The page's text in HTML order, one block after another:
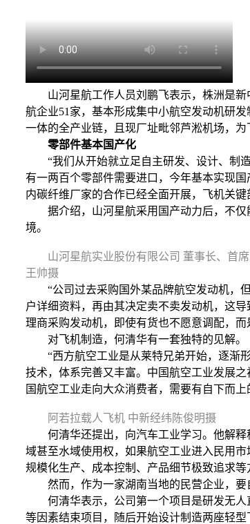
山河星航工作人员刘鹏飞表示，株洲是新
航企业51家，基本形成集中小航空发动机研
一体的全产业链，且现厂址毗邻芦淞机场，为
零部件基本国产化
“我们从开始就立足自主研发、设计、制
有一两百个零部件需要进口，今年基本实现
内碳纤维厂家的合作已经全面开展，飞机关键
据介绍，山河星航采用国产动力后，不仅
境。
山河星航实业股份有限公司 董事长、首
王帅摄
“公司过去采购国外某品牌航空发动机，
户详细资料，再由其决定卖不卖发动机，这
理商采购发动机，即使有货也不愿意调配，而
对飞机制造，何清华有一套独特的见解。
“西方航空工业是从莱特兄弟开始，逐渐
技术，体系完善又丰富。中国航空工业发展
国航空工业走向大众消费者，需要有自下而上
阿若拉载人飞机 中新经纬陈俊明摄
何清华还提出，向汽车工业学习。他解释
域甚至水域使用权，如果航空工业进入民用
规模化生产、成本控制、产品细节极致追求等
然而，作为一家湖南当地的民营企业，要
何清华表示，公司第一个项目是研发无人
等因素结束项目，随后开始设计制造两座轻